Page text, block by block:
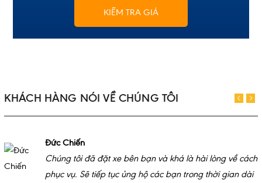
KIỂM TRA GIÁ
KHÁCH HÀNG NÓI VỀ CHÚNG TÔI
Đức Chiến
Chúng tôi đã đặt xe bên bạn và khá là hài lòng về cách
phục vụ. Sẽ tiếp tục ủng hộ các bạn trong thời gian dài